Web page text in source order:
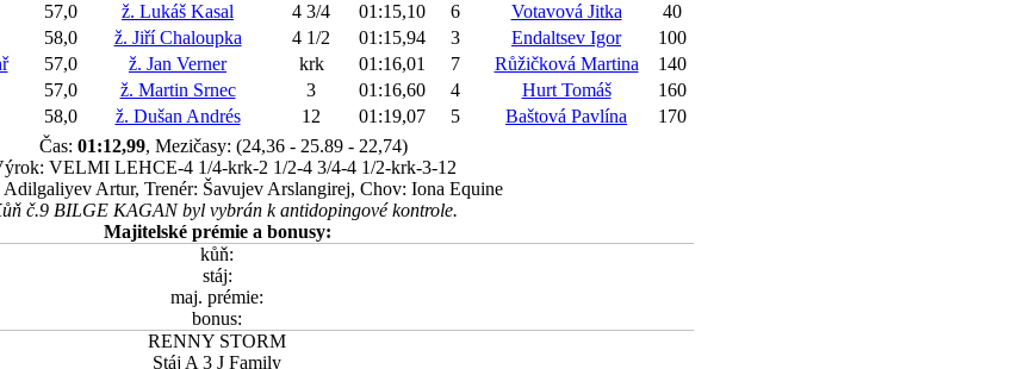
57,0 ž. Lukáš Kasal 4 3/4 01:15,10 6 Votavová Jitka
40
58,0 ž. Jiří Chaloupka 4 1/2 01:15,94 3 Endaltsev Igor
100
57,0 ž. Jan Verner krk 01:16,01 7 Růžičková Martina
140
57,0 ž. Martin Srnec 3 01:16,60 4 Hurt Tomáš
160
58,0 ž. Dušan Andrés 12 01:19,07 5 Baštová Pavlína
170
Čas: 01:12,99, Mezičasy: (24,36 - 25.89 - 22,74)
VELMI LEHCE-4 1/4-krk-2 1/2-4 3/4-4 1/2-krk-3-12
Artur, Trenér: Šavujev Arslangirej, Chov: Iona Equine
č.9 BILGE KAGAN byl vybrán k antidopingové kontrole.
Majitelské prémie a bonusy:
kůň:
stáj:
maj. prémie:
bonus:
RENNY STORM
Stáj A 3 J Family